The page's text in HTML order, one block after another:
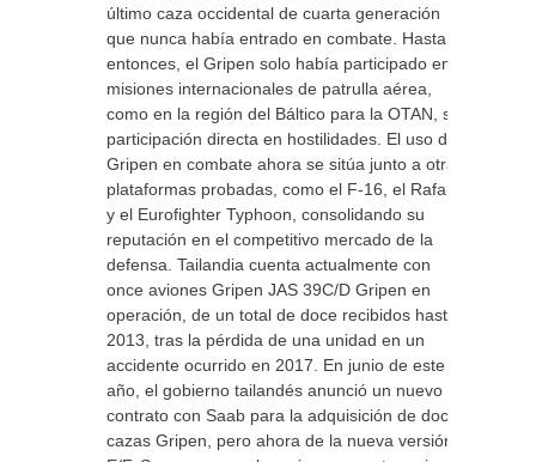
último caza occidental de cuarta generación
que nunca había entrado en combate. Hasta
entonces, el Gripen solo había participado en
misiones internacionales de patrulla aérea,
como en la región del Báltico para la OTAN, sin
participación directa en hostilidades. El uso del
Gripen en combate ahora se sitúa junto a otras
plataformas probadas, como el F-16, el Rafale
y el Eurofighter Typhoon, consolidando su
reputación en el competitivo mercado de la
defensa. Tailandia cuenta actualmente con
once aviones Gripen JAS 39C/D Gripen en
operación, de un total de doce recibidos hasta
2013, tras la pérdida de una unidad en un
accidente ocurrido en 2017. En junio de este
año, el gobierno tailandés anunció un nuevo
contrato con Saab para la adquisición de doce
cazas Gripen, pero ahora de la nueva versión